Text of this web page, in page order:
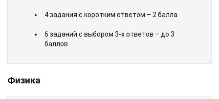
4 задания с коротким ответом – 2 балла
6 заданий с выбором 3-х ответов – до 3
баллов
Физика